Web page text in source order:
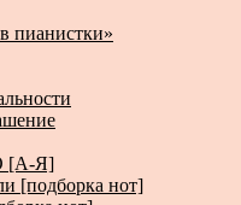
пианистки»
[А-Я]
[подборка нот]